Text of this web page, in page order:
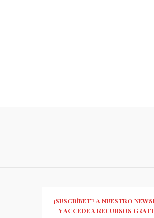
¡SUSCRÍBETE A NUESTRO
Y ACCEDE A RECURSOS